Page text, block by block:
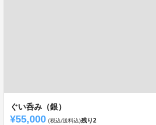
ぐい呑み（銀）
¥55,000 (税込/送料込)残り2